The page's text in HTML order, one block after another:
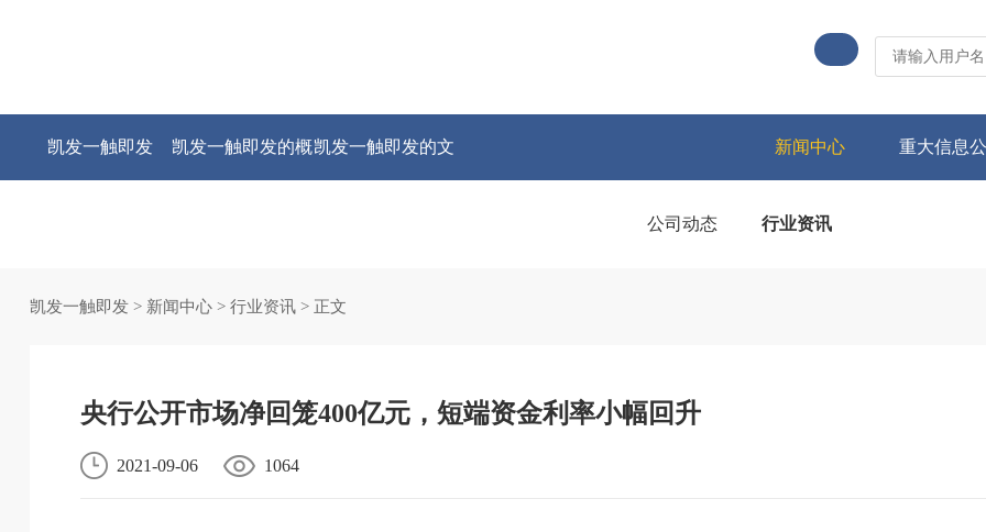
凯发一触即发 凯发一触即发的概凯发一触即发的文 新闻中心 重大信息
公司动态 行业资讯
凯发一触即发> 新闻中心> 行业资讯> 正文
央行公开市场净回笼400亿元，短端资金利率小幅回升
2021-09-06 1064